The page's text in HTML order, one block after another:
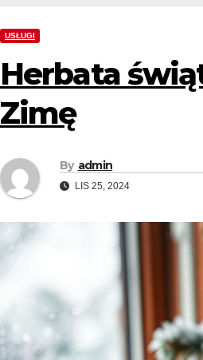
USŁUGI
Herbata
Zimę
By admin
LIS 25, 2024